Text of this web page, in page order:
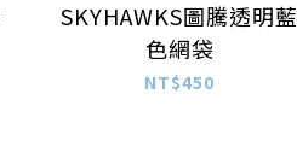
SKYHAWKS圖騰透明藍
色網袋
NT$450